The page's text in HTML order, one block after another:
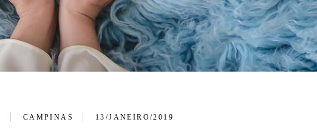
CAMPINAS 13/JANEIRO/2019